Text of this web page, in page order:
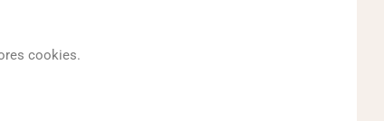
cookies.